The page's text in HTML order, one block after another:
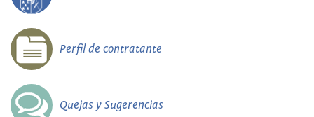
Perfil de contratante
Quejas y Sugerencias